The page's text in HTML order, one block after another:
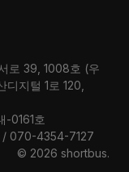
로 39, 1008호 (우
지털 1로 120,
-0161호
/ 070-4354-7127
© 2026 shortbus.